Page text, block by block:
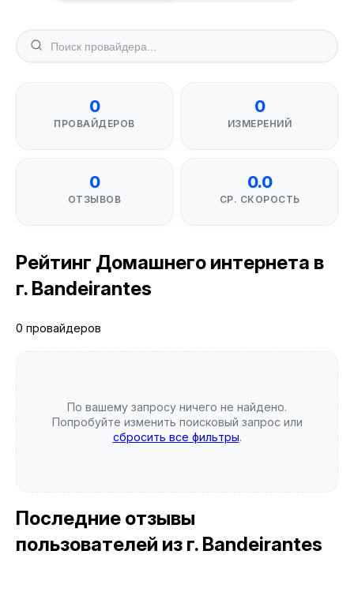
0
ПРОВАЙДЕРОВ
0
ИЗМЕРЕНИЙ
0
ОТЗЫВОВ
0.0
СР. СКОРОСТЬ
Рейтинг Домашнего интернета в
г. Bandeirantes
0 провайдеров
По вашему запросу ничего не найдено.
Попробуйте изменить поисковый запрос или
сбросить все фильтры.
Последние отзывы
пользователей из г. Bandeirantes